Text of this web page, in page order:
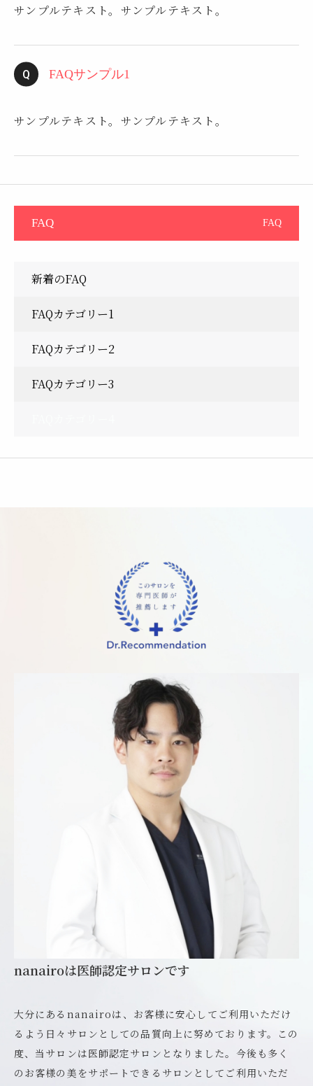
サンプルテキスト。サンプルテキスト。
FAQサンプル1
サンプルテキスト。サンプルテキスト。
FAQ FAQ
新着のFAQ
FAQカテゴリー1
FAQカテゴリー2
FAQカテゴリー3
nanairoは医師認定サロンです
大分にあるnanairoは、お客様に安心してご利用いただけ
るよう日々サロンとしての品質向上に努めております。この
度、当サロンは医師認定サロンとなりました。今後も多く
のお客様の美をサポートできるサロンとしてご利用いただ